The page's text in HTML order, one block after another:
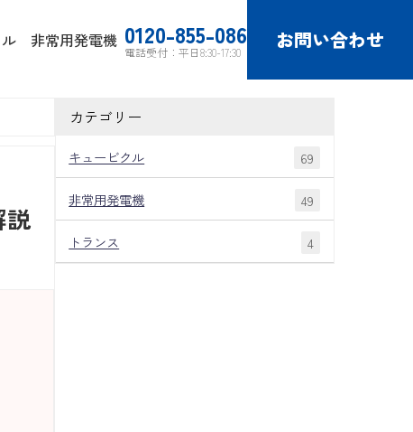
非常用発電機 0120-855-086
電話受付：平日8:30-17:30 お問い合わせ
説
カテゴリー
キュービクル 69
非常用発電機 49
トランス 4